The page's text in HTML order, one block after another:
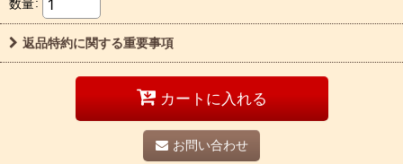
数量:
返品特約に関する重要事項
カートに入れる
お問い合わせ